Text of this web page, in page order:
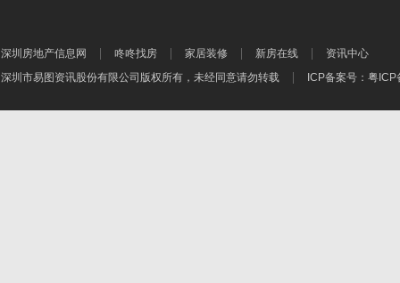
深圳房地产信息网 咚咚找房 家居装修 新房在线
资讯中心
深圳市易图资讯股份有限公司 版权所有，未经同意请勿转载 ICP备案号： 粤ICP